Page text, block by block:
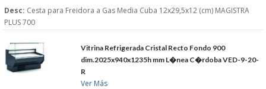
Desc: Cesta para Freidora a Gas Media Cuba 12x29,5x12 (cm) MAGISTRA
PLUS 700
Vitrina Refrigerada Cristal Recto Fondo 900
dim.2025x940x1235h mm L�nea C�rdoba VED-9-20-
R
Ver Más